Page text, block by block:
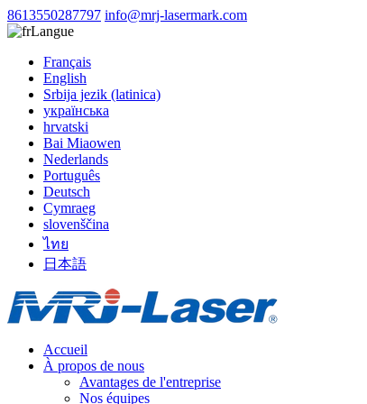
8613550287797 info@mrj-lasermark.com
Langue
Français
English
Srbija jezik (latinica)
українська
hrvatski
Bai Miaowen
Nederlands
Português
Deutsch
Cymraeg
slovenščina
ไทย
日本語
Accueil
À propos de nous
Avantages de l'entreprise
Nos équipes